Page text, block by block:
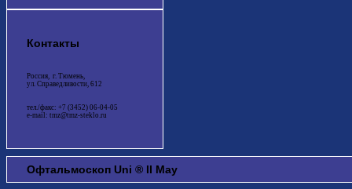
Контакты
Россия, г. Тюмень,
ул. Справедливости, 612
тел./факс: +7 (3452) 06-04-05
e-mail: tmz@tmz-steklo.ru
Офтальмоскоп Uni ® II May